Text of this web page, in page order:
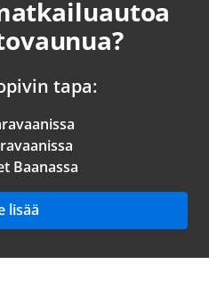
tapa:
Baanassa
lisää